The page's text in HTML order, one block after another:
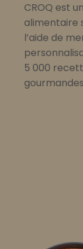
CROQ est
alimentaire
l’aide de
5 000
gourmandes